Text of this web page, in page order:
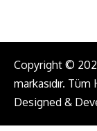
Copyright ©
markasıdır. Tüm
Designed &